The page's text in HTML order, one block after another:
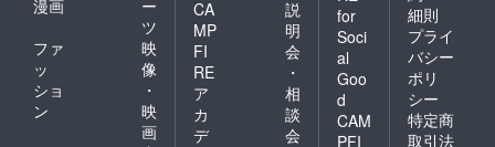
漫画
ー
ツ
ファ
ッ
ショ
ン
映
像
・
映
画
CA
MP
FI
RE
ア
カ
デ
説
明
会
・
相
談
会
for
Soci
al
Goo
d
CAM
PFI
細則
プライ
バシー
ポリ
シー
特定商
取引法